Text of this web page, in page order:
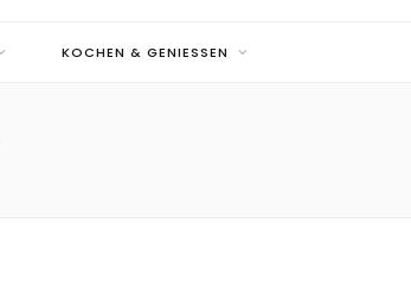
KOCHEN & GENIESSEN